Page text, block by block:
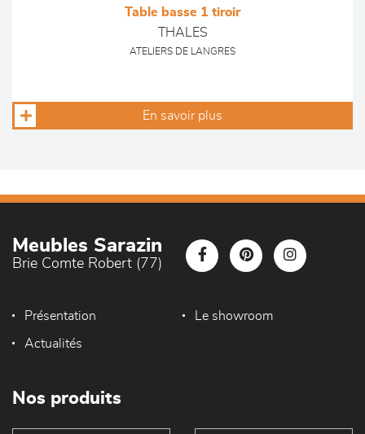
Table basse 1 tiroir
THALES
ATELIERS DE LANGRES
En savoir plus
Meubles Sarazin
Brie Comte Robert (77)
Présentation Le showroom
Actualités
Nos produits